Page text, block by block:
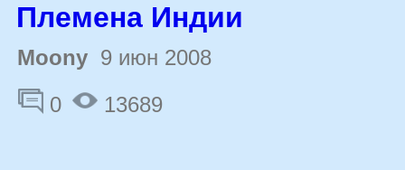
Племена Индии
Moony 9 июн 2008
0
13689